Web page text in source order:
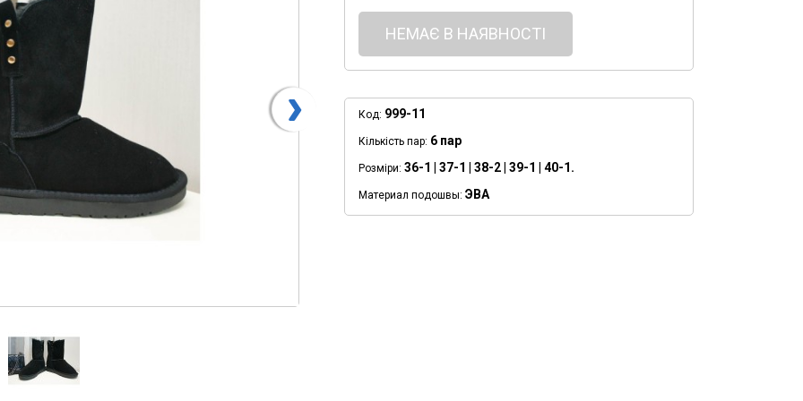
НЕМАЄ В НАЯВНОСТІ
Код: 999-11
Кількість пар: 6 пар
Розміри: 36-1 | 37-1 | 38-2 | 39-1 | 40-1.
Материал подошвы: ЭВА